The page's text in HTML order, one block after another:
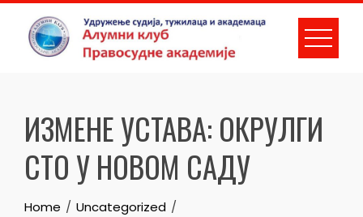
Skip
content
ИЗМЕНЕ УСТАВА: ОКРУЛГИ
СТО У НОВОМ САДУ
Home
Uncategorized